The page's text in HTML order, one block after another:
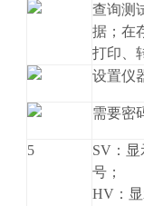
查询测
据；在
打印、
设置仪
需要密
5
SV：
号；
HV：